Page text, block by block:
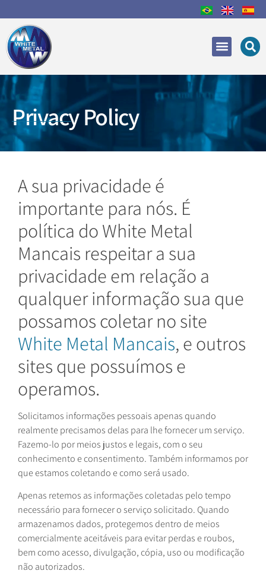
Privacy Policy
A sua privacidade é
importante para nós. É
política do White Metal
Mancais respeitar a sua
privacidade em relação a
qualquer informação sua que
possamos coletar no site
White Metal Mancais, e outros
sites que possuímos e
operamos.
Solicitamos informações pessoais apenas quando
realmente precisamos delas para lhe fornecer um serviço.
Fazemo-lo por meios justos e legais, com o seu
conhecimento e consentimento. Também informamos por
que estamos coletando e como será usado.
Apenas retemos as informações coletadas pelo tempo
necessário para fornecer o serviço solicitado. Quando
armazenamos dados, protegemos dentro de meios
comercialmente aceitáveis para evitar perdas e roubos,
bem como acesso, divulgação, cópia, uso ou modificação
não autorizados.